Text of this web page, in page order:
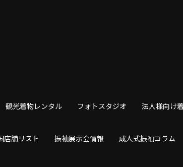
観光着物レンタル フォトスタジオ 法人様向け
店舗リスト 振袖展示会情報 成人式振袖コラム